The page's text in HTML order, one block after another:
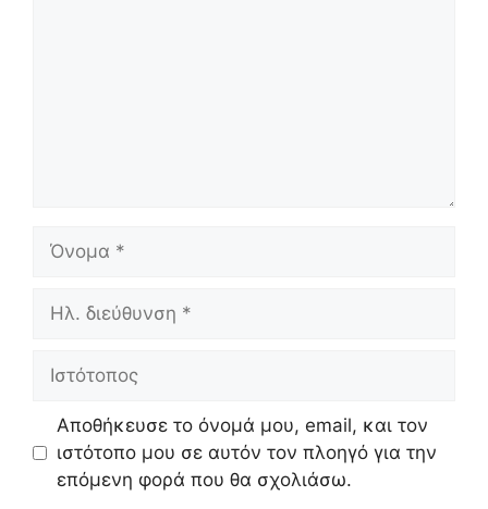
διεύθυνση
Αποθήκευσε το όνομά μου, email, και τον
ιστότοπο μου σε αυτόν τον πλοηγό για την
επόμενη φορά που θα σχολιάσω.